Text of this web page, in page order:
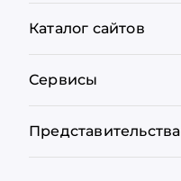
Каталог сайтов
Сервисы
Представительства